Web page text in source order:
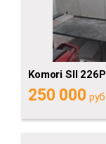
Komori SII 226P
250 000 руб.